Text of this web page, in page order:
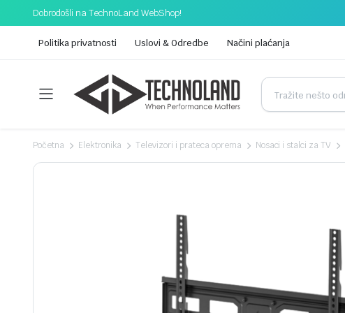
Dobrodošli na TechnoLand WebShop!
Politika privatnosti Uslovi & Odredbe Načini plaćanja
Početna Elektronika Televizori i prateca oprema Nosaci i stalci za TV